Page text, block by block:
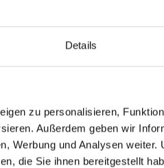
Details
zu personalisieren,
Außerdem geben wir
Werbung und Analysen
die Sie ihnen bereitgestellt
am Wald und in der Nähe
unternehmen, in der Nordsee
genießen – mit